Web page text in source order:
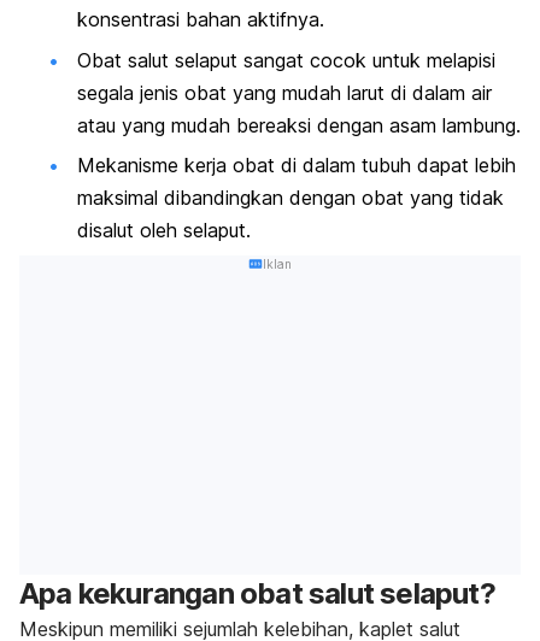
konsentrasi bahan aktifnya.
Obat salut selaput sangat cocok untuk melapisi
segala jenis obat yang mudah larut di dalam air
atau yang mudah bereaksi dengan asam lambung.
Mekanisme kerja obat di dalam tubuh dapat lebih
maksimal dibandingkan dengan obat yang tidak
disalut oleh selaput.
Iklan
Apa kekurangan obat salut selaput?
Meskipun memiliki sejumlah kelebihan, kaplet salut